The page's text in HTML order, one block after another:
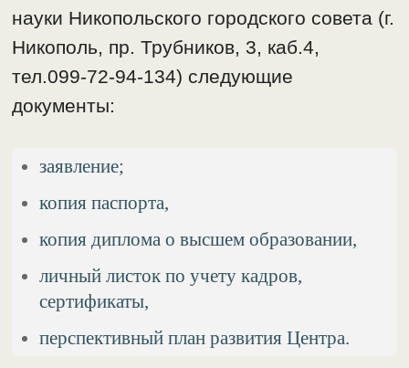
науки Никопольского городского совета (г.
Никополь, пр. Трубников, 3, каб.4,
тел.099-72-94-134) следующие
документы:
заявление;
копия паспорта,
копия диплома о высшем образовании,
личный листок по учету кадров,
сертификаты,
перспективный план развития Центра.